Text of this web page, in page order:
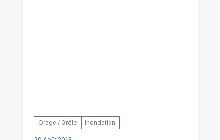
Orage / Grêle Inondation